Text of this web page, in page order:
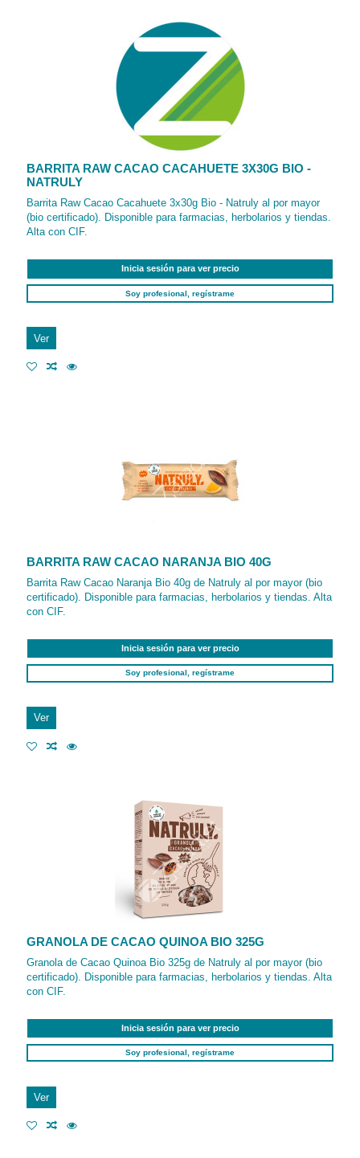
BARRITA RAW CACAO CACAHUETE 3X30G BIO -
NATRULY
Barrita Raw Cacao Cacahuete 3x30g Bio - Natruly al por mayor
(bio certificado). Disponible para farmacias, herbolarios y tiendas.
Alta con CIF.
Inicia sesión para ver precio
Soy profesional, regístrame
Ver
BARRITA RAW CACAO NARANJA BIO 40G
Barrita Raw Cacao Naranja Bio 40g de Natruly al por mayor (bio
certificado). Disponible para farmacias, herbolarios y tiendas. Alta
con CIF.
Inicia sesión para ver precio
Soy profesional, regístrame
Ver
GRANOLA DE CACAO QUINOA BIO 325G
Granola de Cacao Quinoa Bio 325g de Natruly al por mayor (bio
certificado). Disponible para farmacias, herbolarios y tiendas. Alta
con CIF.
Inicia sesión para ver precio
Soy profesional, regístrame
Ver